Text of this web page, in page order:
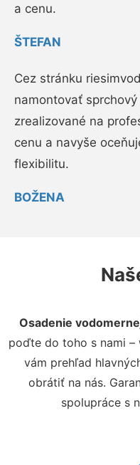
a cenu.
ŠTEFAN
Cez stránku
namontovať
zrealizované na
cenu a navyše
flexibilitu.
BOŽENA
Osadenie
poďte do toho s nami –
vám prehľad
obrátiť na nás.
spolupráce s